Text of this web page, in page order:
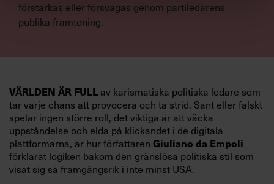
förstärkas eller försvagas genom partiledarens
publika framtoning.
VÄRLDEN ÄR FULLav karismatiska politiska ledare som
tar varje chans att provocera och ta strid. Sant eller falskt
spelar ingen större roll, det viktiga är att väcka
uppståndelse och elda på klickandet i de digitala
plattformarna, är hur författaren Giuliano da Empoli
förklarat logiken bakom den gränslösa politiska stil som
visat sig så framgångsrik i inte minst USA.